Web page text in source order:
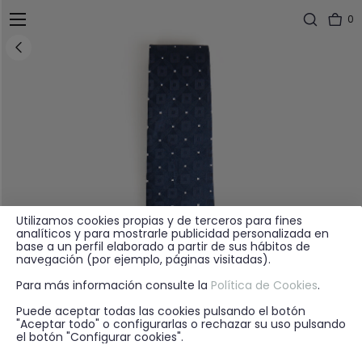
0
Utilizamos cookies propias y de terceros para fines
analíticos y para mostrarle publicidad personalizada en
base a un perfil elaborado a partir de sus hábitos de
navegación (por ejemplo, páginas visitadas).
Para más información consulte la Política de Cookies.
Puede aceptar todas las cookies pulsando el botón
"Aceptar todo" o configurarlas o rechazar su uso pulsando
el botón "Configurar cookies".